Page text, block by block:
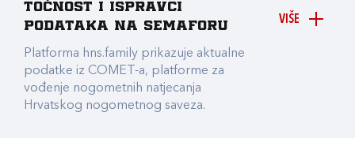
VIŠE
točnost i ispravci
podataka na Semaforu
Platforma hns.family prikazuje aktualne
podatke iz COMET-a, platforme za
vođenje nogometnih natjecanja
Hrvatskog nogometnog saveza.